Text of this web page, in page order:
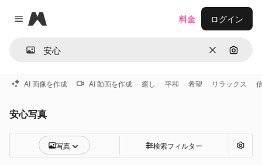
Close menu
Magnific
消去 画像で
料金 ログイン
AI 画像を作成 AI 動画を作成 癒し 平和 希望 リラックス
安心写真
写真 検索フィルター